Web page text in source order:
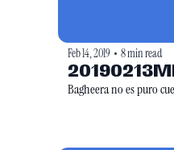
Feb 14, 2019 • 8 min read
Bagheera no es puro